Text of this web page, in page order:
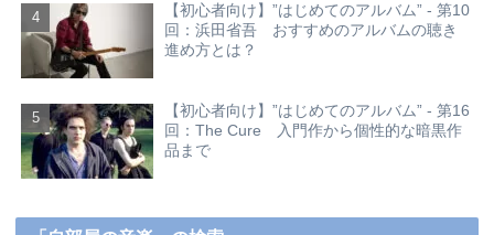
【初心者向け】”はじめてのアルバム” - 第10
回：浜田省吾 おすすめのアルバムの聴き
進め方とは？
【初心者向け】”はじめてのアルバム” - 第16
回：The Cure 入門作から個性的な暗黒作
品まで